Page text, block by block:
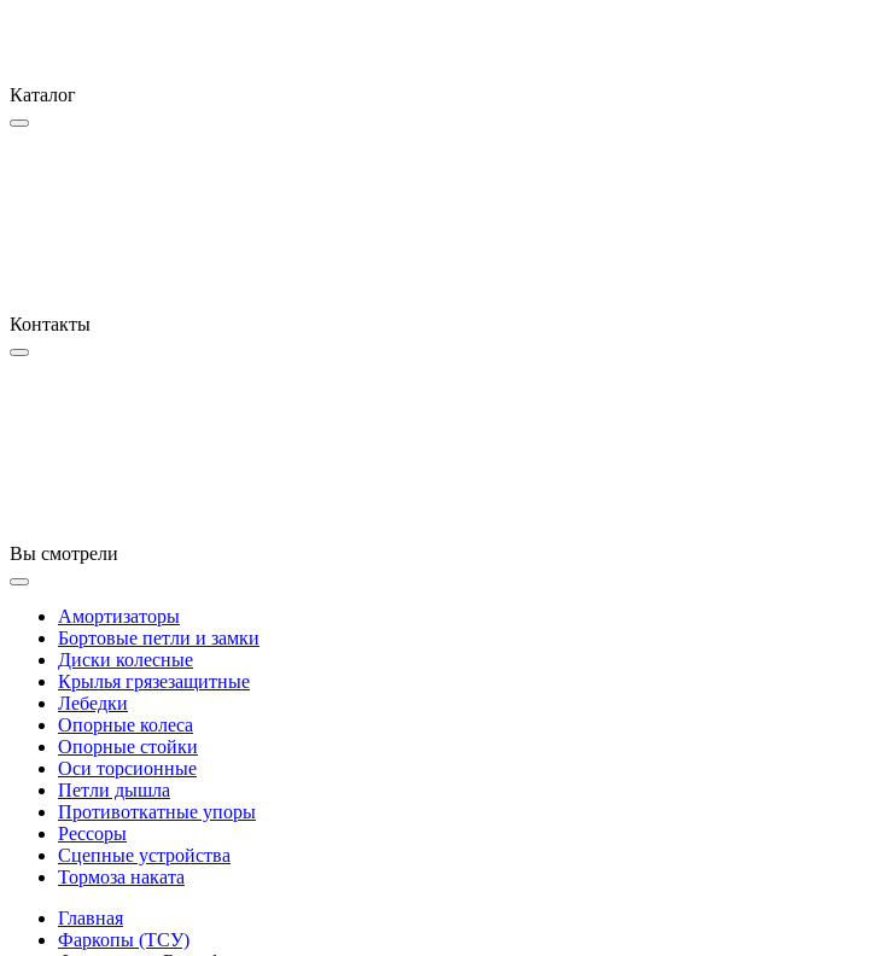
Каталог
Контакты
Вы смотрели
Амортизаторы
Бортовые петли и замки
Диски колесные
Крылья грязезащитные
Лебедки
Опорные колеса
Опорные стойки
Оси торсионные
Петли дышла
Противоткатные упоры
Рессоры
Сцепные устройства
Тормоза наката
Главная
Фаркопы (ТСУ)